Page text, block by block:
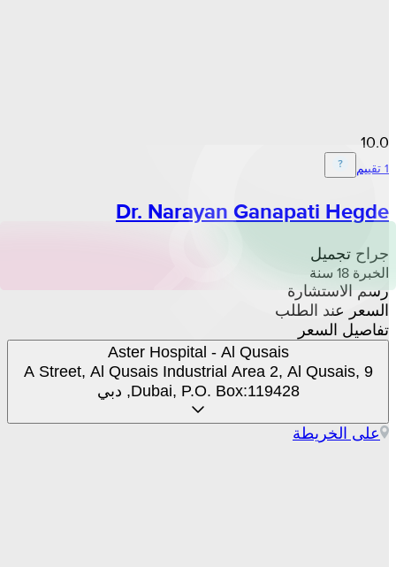
10.0
Dr. Narayan Ganapati Hegde
جراح تجميل
الخبرة 18 سنة
رسم الاستشارة
السعر عند الطلب
تفاصيل السعر
Aster Hospital - Al Qusais
9 A Street, Al Qusais Industrial Area 2, Al Qusais,
Dubai, P.O. Box:119428, دبي
على الخريطة